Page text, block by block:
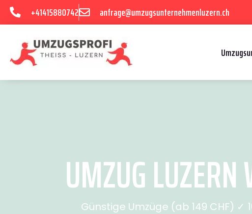
+41415880742 anfrage@umzugsunternehmenluzern.ch
UMZUG
Günstige Umzüge (ab 149 CHF)